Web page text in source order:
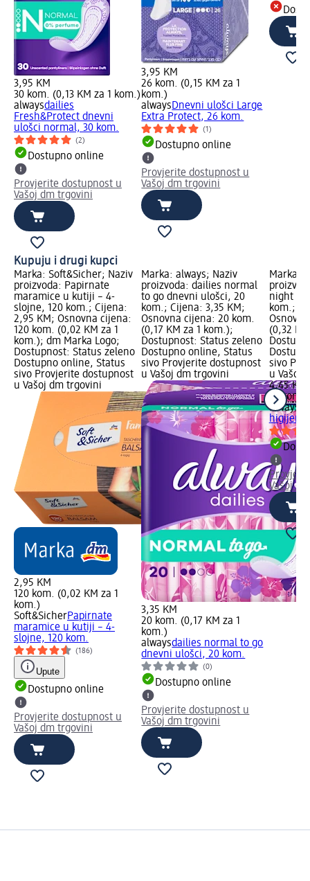
3,95 KM
30 kom. (0,13 KM za 1 kom.)
alwaysdailies
Fresh&Protect dnevni
ulošci normal, 30 kom.
(2)
Dostupno online
Provjerite dostupnost u
Vašoj dm trgovini
3,95 KM
26 kom. (0,15 KM za 1
kom.)
alwaysDnevni ulošci Large
Extra Protect, 26 kom.
(1)
Dostupno online
Provjerite dostupnost u
Vašoj dm trgovini
Kupuju i drugi kupci
Marka: Soft&Sicher; Naziv
proizvoda: Papirnate
maramice u kutiji – 4-
slojne, 120 kom.; Cijena:
2,95 KM; Osnovna cijena:
120 kom. (0,02 KM za 1
kom.); dm Marka Logo;
Dostupnost: Status zeleno
Dostupno online, Status
sivo Provjerite dostupnost
u Vašoj dm trgovini
2,95 KM
120 kom. (0,02 KM za 1
kom.)
Soft&SicherPapirnate
maramice u kutiji – 4-
slojne, 120 kom.
(186)
Upute
Dostupno online
Provjerite dostupnost u
Vašoj dm trgovini
Marka: always; Naziv
proizvoda: dailies normal
to go dnevni ulošci, 20
kom.; Cijena: 3,35 KM;
Osnovna cijena: 20 kom.
(0,17 KM za 1 kom.);
Dostupnost: Status zeleno
Dostupno online, Status
sivo Provjerite dostupnost
u Vašoj dm trgovini
3,35 KM
20 kom. (0,17 KM za 1
kom.)
alwaysdailies normal to go
dnevni ulošci, 20 kom.
(0)
Dostupno online
Provjerite dostupnost u
Vašoj dm trgovini
Marka:
night
kom.;
(0,32
sivo
u Vašoj
4,45 KM
14 kom.
always
Vašoj